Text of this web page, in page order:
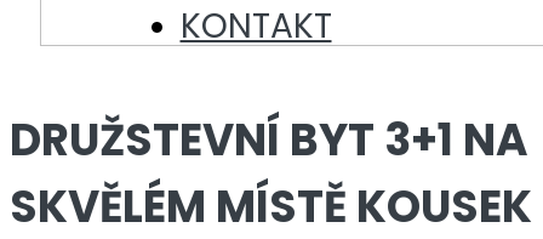
KONTAKT
DRUŽSTEVNÍ BYT 3+1 NA
SKVĚLÉM MÍSTĚ KOUSEK